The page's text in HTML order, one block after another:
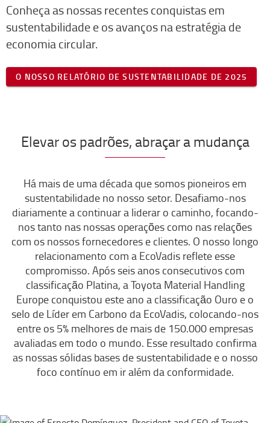
Conheça as nossas recentes conquistas em
sustentabilidade e os avanços na estratégia de
economia circular.
O NOSSO RELATÓRIO DE SUSTENTABILIDADE DE 2025
Elevar os padrões, abraçar a mudança
Há mais de uma década que somos pioneiros em
sustentabilidade no nosso setor. Desafiamo-nos
diariamente a continuar a liderar o caminho, focando-
nos tanto nas nossas operações como nas relações
com os nossos fornecedores e clientes. O nosso longo
relacionamento com a EcoVadis reflete esse
compromisso. Após seis anos consecutivos com
classificação Platina, a Toyota Material Handling
Europe conquistou este ano a classificação Ouro e o
selo de Líder em Carbono da EcoVadis, colocando-nos
entre os 5% melhores de mais de 150.000 empresas
avaliadas em todo o mundo. Esse resultado confirma
as nossas sólidas bases de sustentabilidade e o nosso
foco contínuo em ir além da conformidade.